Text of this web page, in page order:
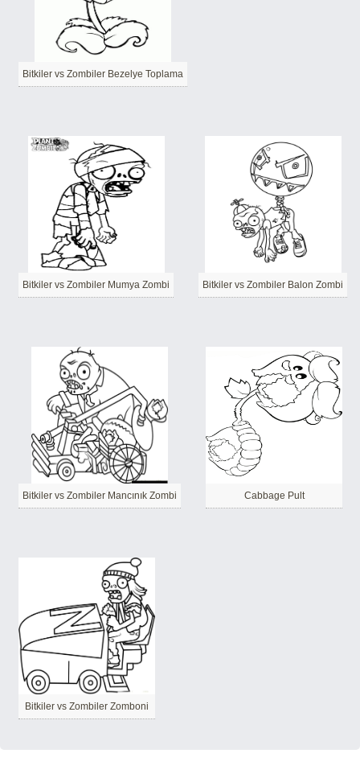
Bitkiler vs Zombiler Bezelye Toplama
Bitkiler vs Zombiler Mumya Zombi Bitkiler vs Zombiler Balon Zombi
Bitkiler vs Zombiler Mancınık Zombi Cabbage Pult
Bitkiler vs Zombiler Zomboni